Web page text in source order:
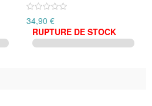
34,90 €
RUPTURE DE STOCK